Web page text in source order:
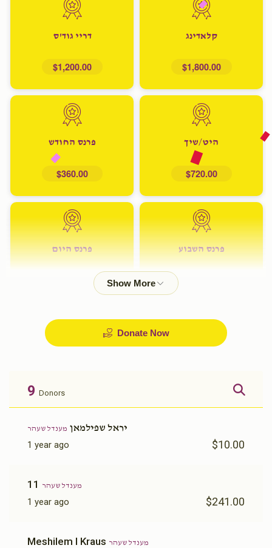
קלאדינג
$1,800.00
דריי גוד'ס
$1,200.00
היט/שיך
$720.00
פרנס החודש
$360.00
פרנס השבוע פרנס היום
Donate Now
9 Donors
יראל שפילמאן מענדל שעהר
1 year ago $10.00
11 מענדל שעהר
1 year ago $241.00
Meshilem I Kraus מענדל שעהר